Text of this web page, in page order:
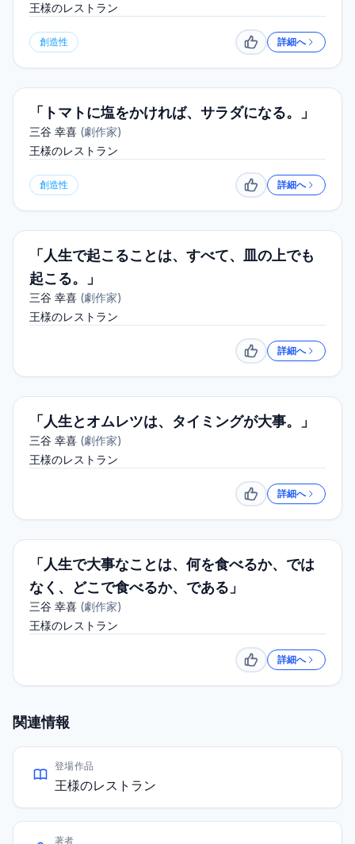
王様のレストラン
創造性 いいね詳細へ
「トマトに塩をかければ、サラダになる。」
三谷 幸喜 (劇作家)
王様のレストラン
創造性 いいね詳細へ
「人生で起こることは、すべて、皿の上でも
起こる。」
三谷 幸喜 (劇作家)
王様のレストラン
いいね詳細へ
「人生とオムレツは、タイミングが大事。」
三谷 幸喜 (劇作家)
王様のレストラン
いいね詳細へ
「人生で大事なことは、何を食べるか、では
なく、どこで食べるか、である」
三谷 幸喜 (劇作家)
王様のレストラン
いいね詳細へ
関連情報
登場作品
王様のレストラン
著者